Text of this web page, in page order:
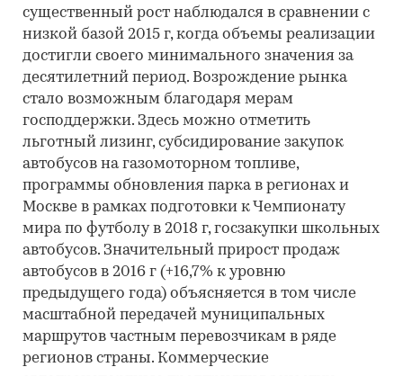
существенный рост наблюдался в сравнении с
низкой базой 2015 г, когда объемы реализации
достигли своего минимального значения за
десятилетний период. Возрождение рынка
стало возможным благодаря мерам
господдержки. Здесь можно отметить
льготный лизинг, субсидирование закупок
автобусов на газомоторном топливе,
программы обновления парка в регионах и
Москве в рамках подготовки к Чемпионату
мира по футболу в 2018 г, госзакупки школьных
автобусов. Значительный прирост продаж
автобусов в 2016 г (+16,7% к уровню
предыдущего года) объясняется в том числе
масштабной передачей муниципальных
маршрутов частным перевозчикам в ряде
регионов страны. Коммерческие